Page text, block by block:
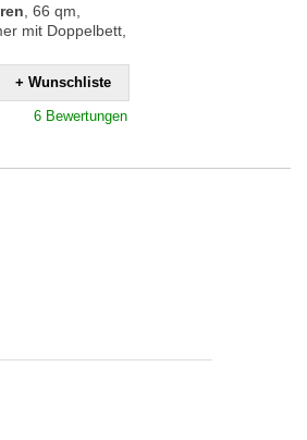
66 qm,
mit Doppelbett,
+ Wunschliste
6 Bewertungen